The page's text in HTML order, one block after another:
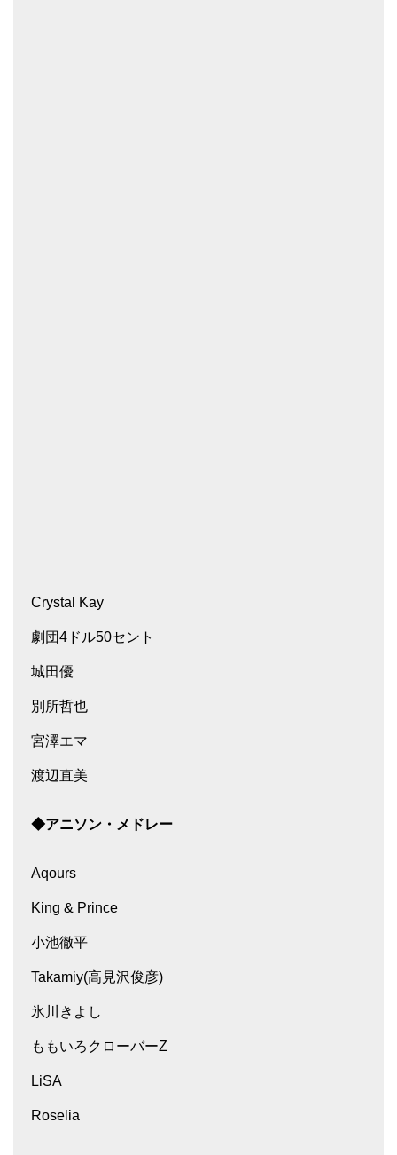
Crystal Kay
劇団4ドル50セント
城田優
別所哲也
宮澤エマ
渡辺直美
◆アニソン・メドレー
Aqours
King & Prince
小池徹平
Takamiy(高見沢俊彦)
氷川きよし
ももいろクローバーZ
LiSA
Roselia